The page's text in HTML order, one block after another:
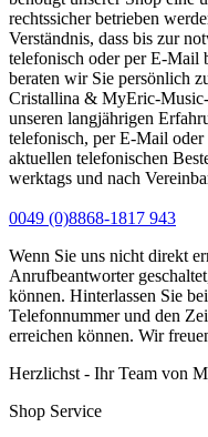
rechtssicher betrieben
Verständnis, dass bis zur
telefonisch oder per E-Mail
beraten wir Sie persönlich
Cristallina & MyEric-
unseren langjährigen
telefonisch, per E-Mail
aktuellen telefonischen
werktags und nach
0049 (0)8868-1817 943
Wenn Sie uns nicht direkt
Anrufbeantworter
können. Hinterlassen Sie
Telefonnummer und den
erreichen können. Wir
Herzlichst - Ihr Team von
Shop Service